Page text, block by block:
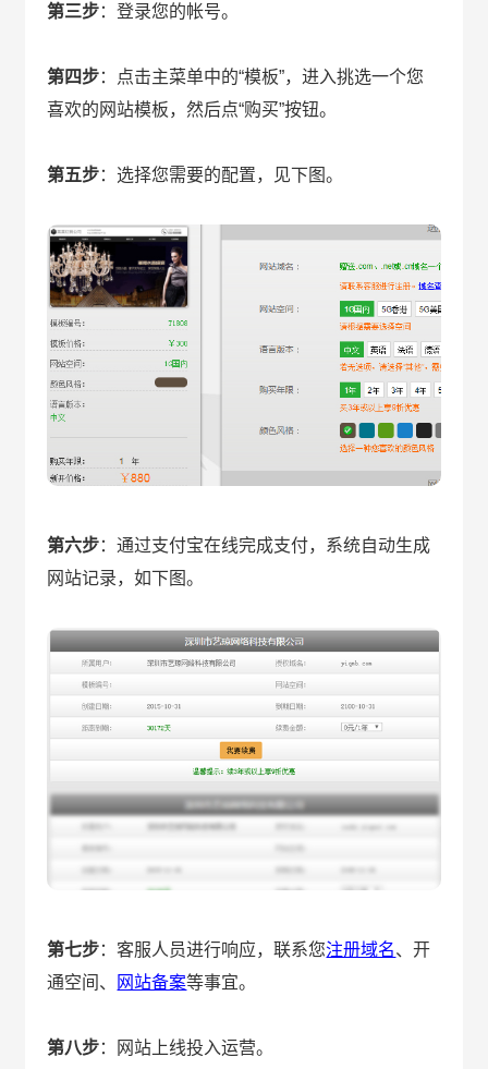
第三步：登录您的帐号。
第四步：点击主菜单中的“模板”，进入挑选一个您
喜欢的网站模板，然后点“购买”按钮。
第五步：选择您需要的配置，见下图。
第六步：通过支付宝在线完成支付，系统自动生成
网站记录，如下图。
第七步：客服人员进行响应，联系您注册域名、开
通空间、
网站备案等事宜。
第八步：网站上线投入运营。